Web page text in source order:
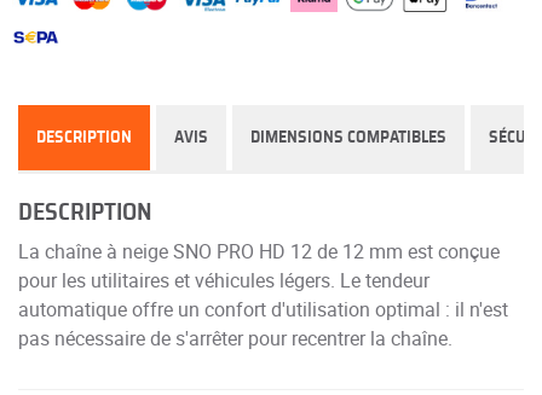
DESCRIPTION AVIS DIMENSIONS COMPATIBLES
DESCRIPTION
La chaîne à neige SNO PRO HD 12 de 12 mm est conçue
pour les utilitaires et véhicules légers. Le tendeur
automatique offre un confort d'utilisation optimal : il n'est
pas nécessaire de s'arrêter pour recentrer la chaîne.